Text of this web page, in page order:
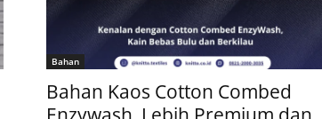
Bahan
Bahan Kaos Cotton Combed